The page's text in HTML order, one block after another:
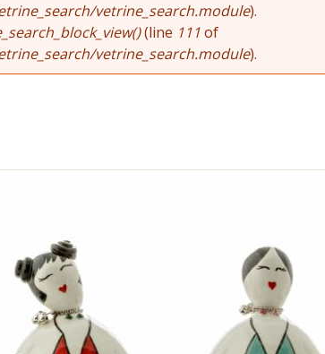
vetrine_search.module).
(line 111of
vetrine_search.module).